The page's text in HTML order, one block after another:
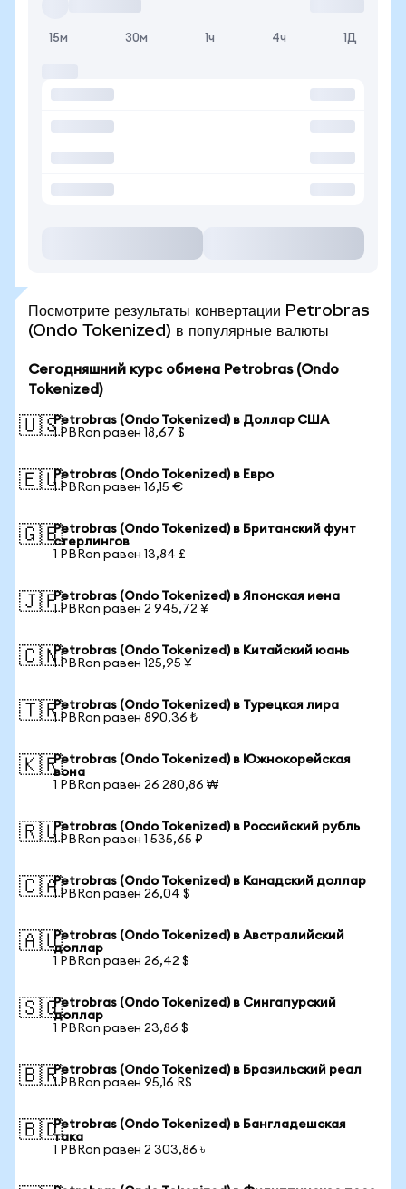
15м 30м 1ч 4ч 1Д
Посмотрите результаты конвертации Petrobras
(Ondo Tokenized) в популярные валюты
Сегодняшний курс обмена Petrobras (Ondo
Tokenized)
🇺🇸Petrobras (Ondo Tokenized) в Доллар США
1 PBRon равен 18,67 $
🇪🇺Petrobras (Ondo Tokenized) в Евро
1 PBRon равен 16,15 €
🇬🇧Petrobras (Ondo Tokenized) в Британский фунт
стерлингов
1 PBRon равен 13,84 £
🇯🇵Petrobras (Ondo Tokenized) в Японская иена
1 PBRon равен 2 945,72 ¥
🇨🇳Petrobras (Ondo Tokenized) в Китайский юань
1 PBRon равен 125,95 ¥
🇹🇷Petrobras (Ondo Tokenized) в Турецкая лира
1 PBRon равен 890,36 ₺
🇰🇷Petrobras (Ondo Tokenized) в Южнокорейская
вона
1 PBRon равен 26 280,86 ₩
🇷🇺Petrobras (Ondo Tokenized) в Российский рубль
1 PBRon равен 1 535,65 ₽
🇨🇦Petrobras (Ondo Tokenized) в Канадский доллар
1 PBRon равен 26,04 $
🇦🇺Petrobras (Ondo Tokenized) в Австралийский
доллар
1 PBRon равен 26,42 $
🇸🇬Petrobras (Ondo Tokenized) в Сингапурский
доллар
1 PBRon равен 23,86 $
🇧🇷Petrobras (Ondo Tokenized) в Бразильский реал
1 PBRon равен 95,16 R$
🇧🇩Petrobras (Ondo Tokenized) в Бангладешская
така
1 PBRon равен 2 303,86 ৳